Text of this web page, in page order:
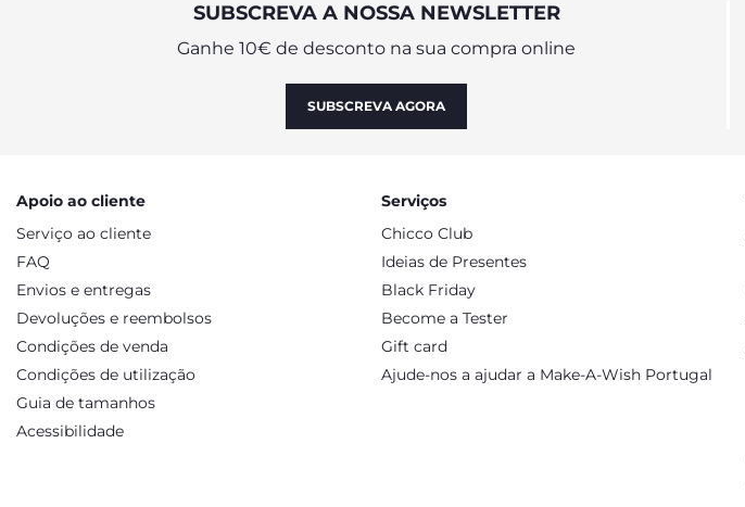
SUBSCREVA A NOSSA NEWSLETTER
Ganhe 10€ de desconto na sua compra online
SUBSCREVA AGORA
Apoio ao cliente
Serviço ao cliente
FAQ
Envios e entregas
Devoluções e reembolsos
Condições de venda
Condições de utilização
Guia de tamanhos
Acessibilidade
Serviços
Chicco Club
Ideias de Presentes
Black Friday
Become a Tester
Gift card
Ajude-nos a ajudar a Make-A-Wish Portugal